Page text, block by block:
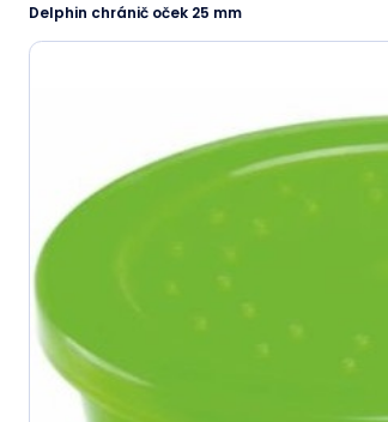
Delphin chránič oček 25 mm